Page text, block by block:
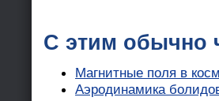
С этим обычно
Магнитные поля в
Аэродинамика